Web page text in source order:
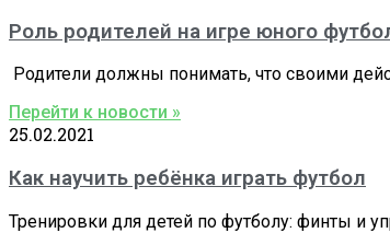
Роль родителей на игре юного
Родители должны понимать, что своими
Перейти к новости »
25.02.2021
Как научить ребёнка играть футбол
Тренировки для детей по футболу: финты и